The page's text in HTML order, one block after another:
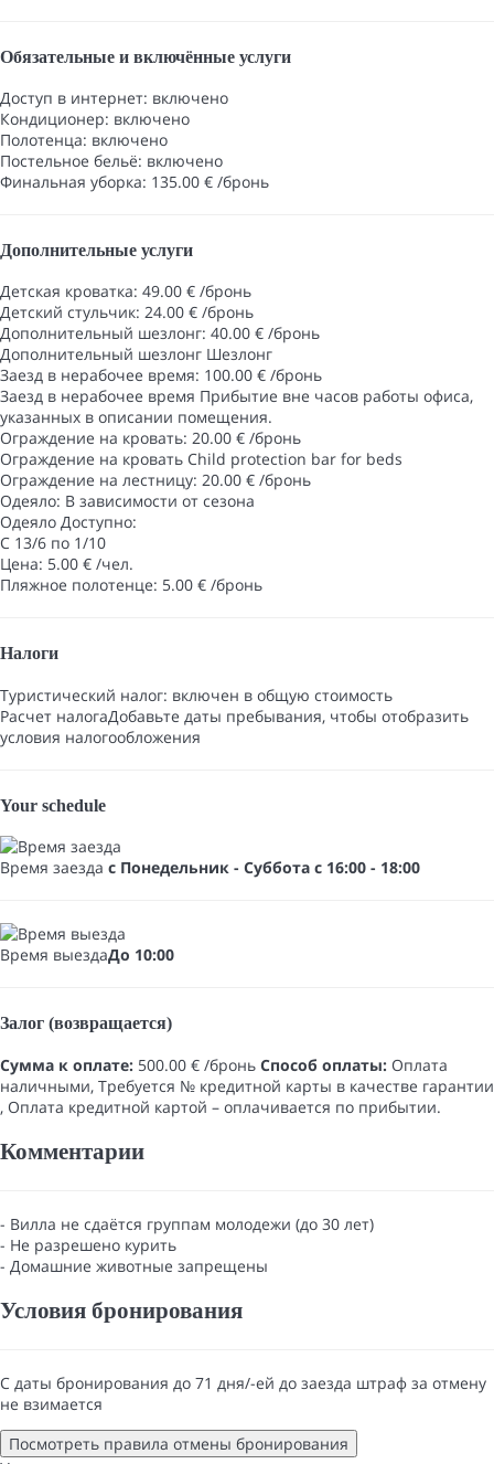
Обязательные и включённые услуги
Доступ в интернет: включено
Кондиционер: включено
Полотенца: включено
Постельное бельё: включено
Финальная уборка: 135.00 € /бронь
Дополнительные услуги
Детская кроватка: 49.00 € /бронь
Детский стульчик: 24.00 € /бронь
Дополнительный шезлонг: 40.00 € /бронь
Дополнительный шезлонг Шезлонг
Заезд в нерабочее время: 100.00 € /бронь
Заезд в нерабочее время Прибытие вне часов работы офиса,
указанных в описании помещения.
Ограждение на кровать: 20.00 € /бронь
Ограждение на кровать Child protection bar for beds
Ограждение на лестницу: 20.00 € /бронь
Одеяло: В зависимости от сезона
Одеяло Доступно:
С 13/6 по 1/10
Цена: 5.00 € /чел.
Пляжное полотенце: 5.00 € /бронь
Налоги
Туристический налог: включен в общую стоимость
Расчет налогаДобавьте даты пребывания, чтобы отобразить
условия налогообложения
Your schedule
Время заезда с Понедельник - Суббота с 16:00 - 18:00
Время выездаДо 10:00
Залог (возвращается)
Сумма к оплате: 500.00 € /бронь Способ оплаты: Оплата
наличными​, Требуется № кредитной карты в качестве гарантии​
, Оплата кредитной картой – оплачивается по прибытии.
Комментарии
- Вилла не сдаётся группам молодежи (до 30 лет)
- Не разрешено курить
- Домашние животные запрещены
Условия бронирования
С даты бронирования до 71 дня/-ей до заезда штраф за отмену
не взимается
Посмотреть правила отмены бронирования